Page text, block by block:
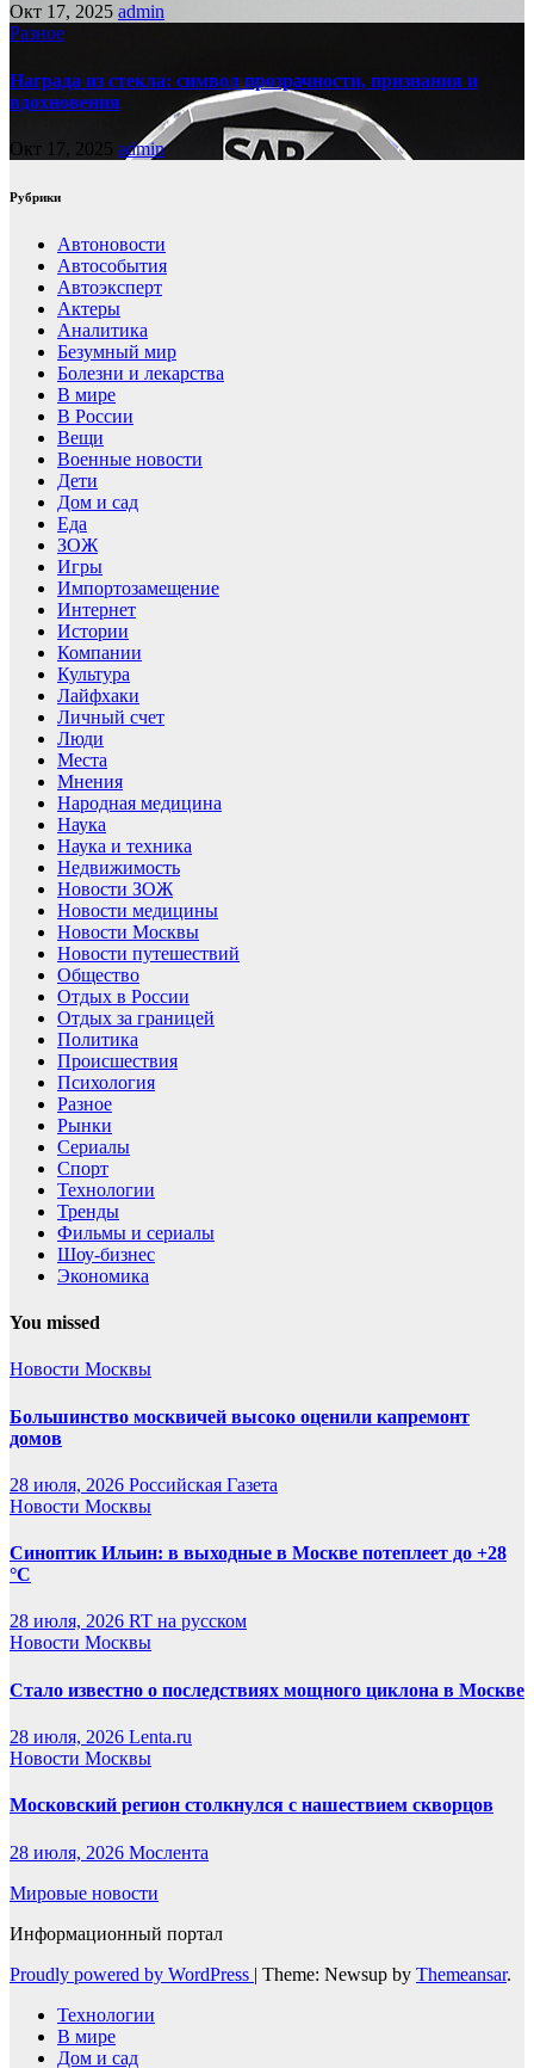
Окт 17, 2025 admin
Разное
Награда из стекла: символ прозрачности, признания и
вдохновения
Окт 17, 2025 admin
Рубрики
Автоновости
Автособытия
Автоэксперт
Актеры
Аналитика
Безумный мир
Болезни и лекарства
В мире
В России
Вещи
Военные новости
Дети
Дом и сад
Еда
ЗОЖ
Игры
Импортозамещение
Интернет
Истории
Компании
Культура
Лайфхаки
Личный счет
Люди
Места
Мнения
Народная медицина
Наука
Наука и техника
Недвижимость
Новости ЗОЖ
Новости медицины
Новости Москвы
Новости путешествий
Общество
Отдых в России
Отдых за границей
Политика
Происшествия
Психология
Разное
Рынки
Сериалы
Спорт
Технологии
Тренды
Фильмы и сериалы
Шоу-бизнес
Экономика
You missed
Новости Москвы
Большинство москвичей высоко оценили капремонт
домов
28 июля, 2026 Российская Газета
Новости Москвы
Синоптик Ильин: в выходные в Москве потеплеет до +28
°C
28 июля, 2026 RT на русском
Новости Москвы
Стало известно о последствиях мощного циклона в Москве
28 июля, 2026 Lenta.ru
Новости Москвы
Московский регион столкнулся с нашествием скворцов
28 июля, 2026 Мослента
Мировые новости
Информационный портал
Proudly powered by WordPress | Theme: Newsup by Themeansar.
Технологии
В мире
Дом и сад